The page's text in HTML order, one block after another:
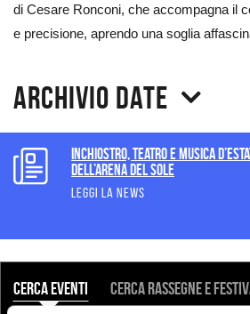
di Cesare Ronconi, che accompagna il
e precisione, aprendo una soglia
Archivio date
InChiostro, teatro e musica
dell’Arena del Sole
LEGGI LA NEWS
COSA
Cerca eventi Cerca rassegne e